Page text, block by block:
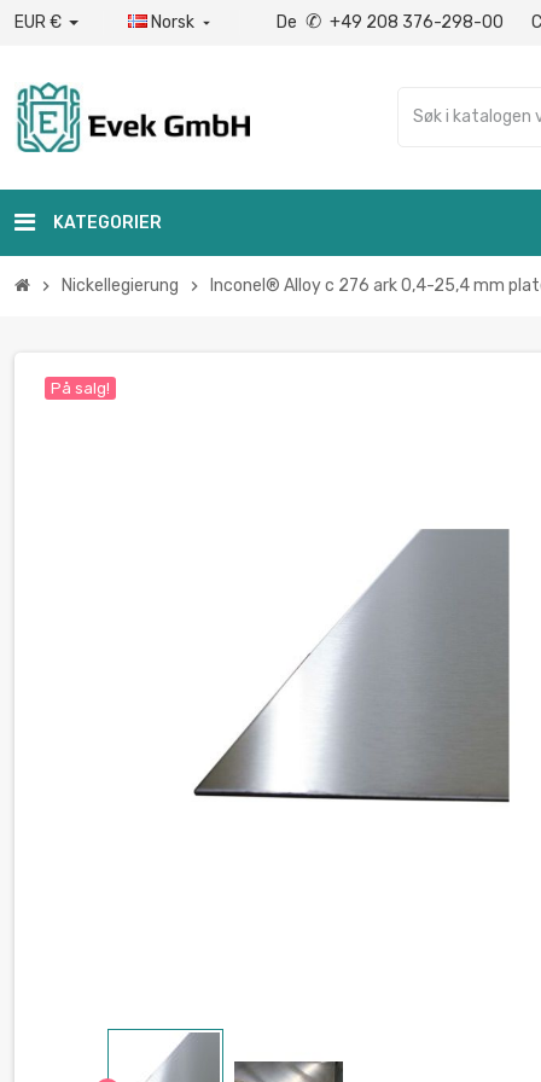
EUR € Norsk  De ✆ +49 208 376-298-00
KATEGORIER
chevron_right Nickellegierung chevron_right Inconel® Alloy c 276 ark 0,4-25,4 mm
På salg!